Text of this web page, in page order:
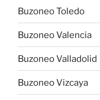
Buzoneo Toledo
Buzoneo Valencia
Buzoneo Valladolid
Buzoneo Vizcaya